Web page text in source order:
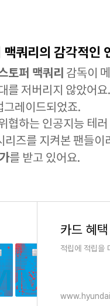
맥쿼리의 감각적인
토퍼 맥쿼리 감독이
를 저버리지 않았어
그레이드되었죠.
협하는 인공지능 테
즈를 지켜본 팬들
를 받고 있어요.
카드 혜
적립에 적립을